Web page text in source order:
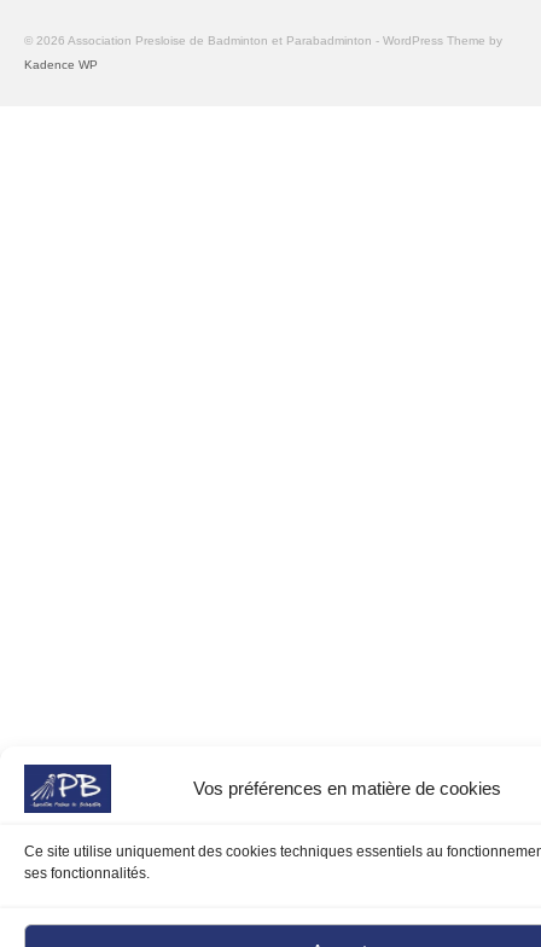
Vos préférences en matière de cookies
Ce site utilise uniquement des cookies techniques essentiels au
ses fonctionnalités.
© 2026 Association Presloise de Badminton et Parabadminton - WordPress Theme by
Kadence WP